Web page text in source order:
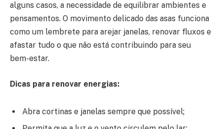
alguns casos, a necessidade de equilibrar ambientes e
pensamentos. O movimento delicado das asas funciona
como um lembrete para arejar janelas, renovar fluxos e
afastar tudo o que não está contribuindo para seu
bem-estar.
Dicas para renovar energias:
Abra cortinas e janelas sempre que possível;